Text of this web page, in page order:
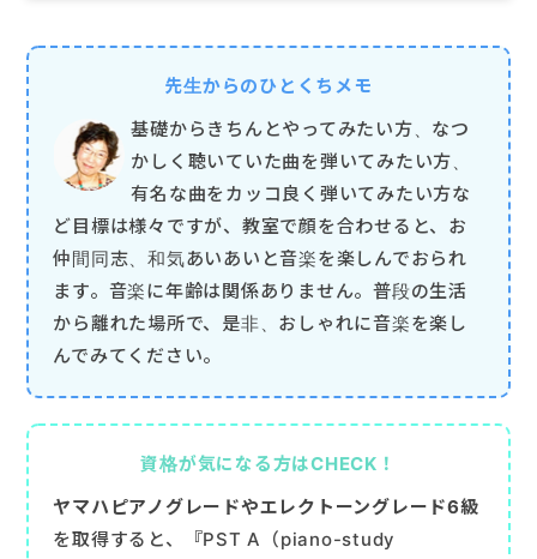
先生からのひとくちメモ
基礎からきちんとやってみたい方、なつ
かしく聴いていた曲を弾いてみたい方、
有名な曲をカッコ良く弾いてみたい方な
ど目標は様々ですが、教室で顔を合わせると、お
仲間同志、和気あいあいと音楽を楽しんでおられ
ます。音楽に年齢は関係ありません。普段の生活
から離れた場所で、是非、おしゃれに音楽を楽し
んでみてください。
資格が気になる方はCHECK！
ヤマハピアノグレードやエレクトーングレード6級
を取得すると、『PST A（piano-study